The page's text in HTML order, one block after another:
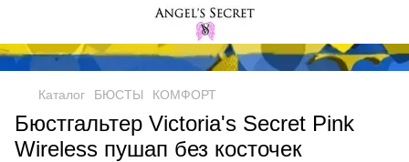
Каталог БЮСТЫ КОМФОРТ
Бюстгальтер Victoria's Secret Pink
Wireless пушап без косточек